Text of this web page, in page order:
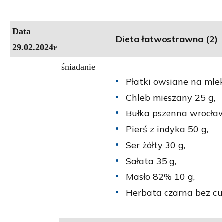
Data
29.02.2024r
Dieta łatwostrawna (2)
śniadanie
Płatki owsiane na
Chleb mieszany 25 g,
Bułka pszenna
Pierś z indyka 50 g,
Ser żółty 30 g,
Sałata 35 g,
Masło 82% 10 g,
Herbata czarna bez